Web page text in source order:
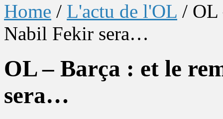
Home / L'actu de l'OL / OL
Nabil Fekir sera…
OL – Barça : et le
sera…